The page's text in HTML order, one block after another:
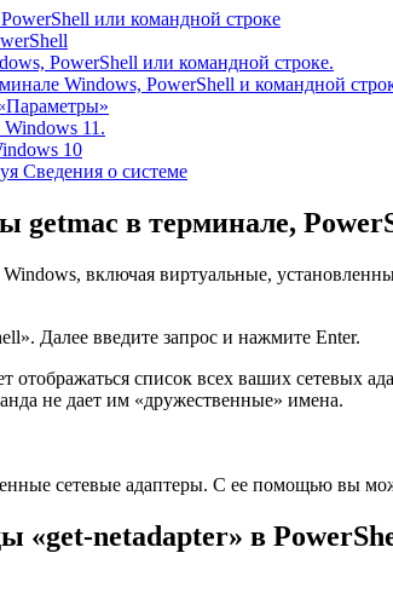
или командной строке
PowerShell или командной строке.
Windows, PowerShell и командной
11.
10
Сведения о системе
в терминале,
включая виртуальные,
Далее введите запрос и нажмите Enter.
список всех ваших сетевых
не дает им «дружественные» имена.
сетевые адаптеры. С ее помощью вы
«get-netadapter» в